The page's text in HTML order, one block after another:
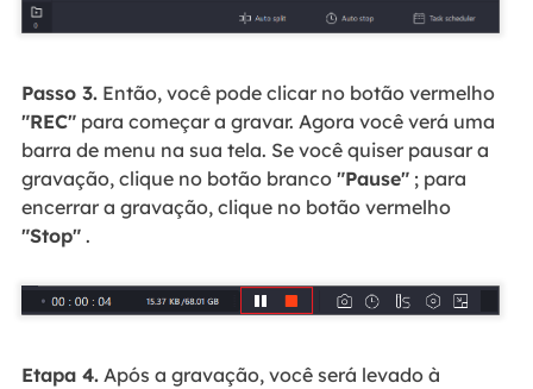
Passo 3.Então, você pode clicar no botão vermelho
"REC"para começar a gravar. Agora você verá uma
barra de menu na sua tela. Se você quiser pausar a
gravação, clique no botão branco "Pause"; para
encerrar a gravação, clique no botão vermelho
"Stop".
Etapa 4.Após a gravação, você será levado à